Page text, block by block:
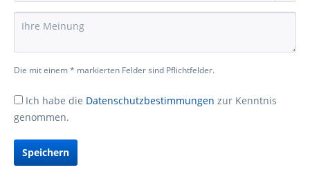
Die mit einem * markierten Felder sind Pflichtfelder.
Ich habe die Datenschutzbestimmungen zur Kenntnis
genommen.
Speichern